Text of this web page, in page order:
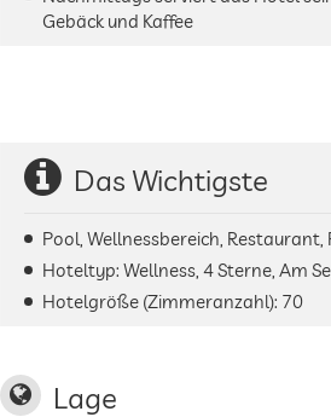
Gebäck und Kaffee
Das Wichtigste
Pool, Wellnessbereich,
Hoteltyp: Wellness, 4 Sterne, Am
Hotelgröße (Zimmeranzahl): 70
Lage